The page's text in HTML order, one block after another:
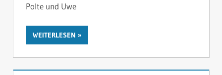
Polte und Uwe
WEITERLESEN